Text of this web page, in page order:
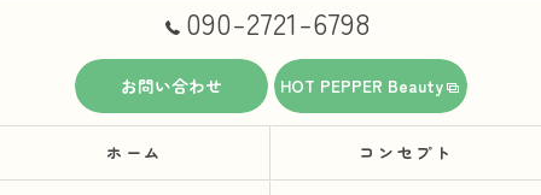
090-2721-6798
お問い合わせ HOT PEPPER Beauty
ホーム コンセプト